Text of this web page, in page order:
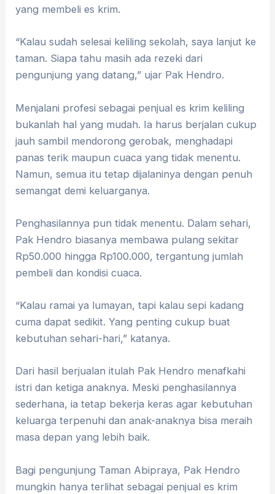
yang membeli es krim.
“Kalau sudah selesai keliling sekolah, saya lanjut ke
taman. Siapa tahu masih ada rezeki dari
pengunjung yang datang,” ujar Pak Hendro.
Menjalani profesi sebagai penjual es krim keliling
bukanlah hal yang mudah. Ia harus berjalan cukup
jauh sambil mendorong gerobak, menghadapi
panas terik maupun cuaca yang tidak menentu.
Namun, semua itu tetap dijalaninya dengan penuh
semangat demi keluarganya.
Penghasilannya pun tidak menentu. Dalam sehari,
Pak Hendro biasanya membawa pulang sekitar
Rp50.000 hingga Rp100.000, tergantung jumlah
pembeli dan kondisi cuaca.
“Kalau ramai ya lumayan, tapi kalau sepi kadang
cuma dapat sedikit. Yang penting cukup buat
kebutuhan sehari-hari,” katanya.
Dari hasil berjualan itulah Pak Hendro menafkahi
istri dan ketiga anaknya. Meski penghasilannya
sederhana, ia tetap bekerja keras agar kebutuhan
keluarga terpenuhi dan anak-anaknya bisa meraih
masa depan yang lebih baik.
Bagi pengunjung Taman Abipraya, Pak Hendro
mungkin hanya terlihat sebagai penjual es krim